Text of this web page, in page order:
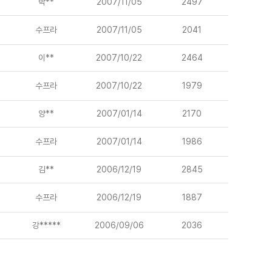
수프라 2007/11/05 2041
이** 2007/10/22 2464
수프라 2007/10/22 1979
양** 2007/01/14 2170
수프라 2007/01/14 1986
김** 2006/12/19 2845
수프라 2006/12/19 1887
강***** 2006/09/06 2036